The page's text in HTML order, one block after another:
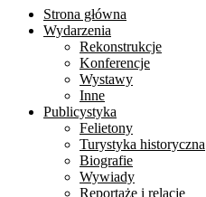
Strona główna
Wydarzenia
Rekonstrukcje
Konferencje
Wystawy
Inne
Publicystyka
Felietony
Turystyka historyczna
Biografie
Wywiady
Reportaże i relacje